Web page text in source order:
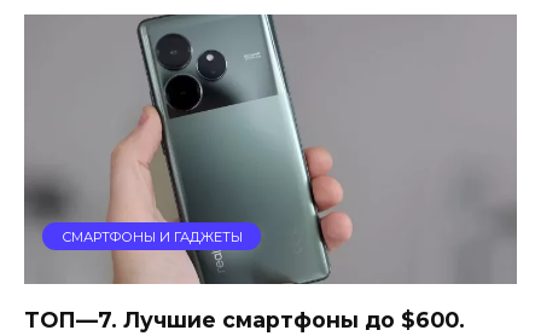
СМАРТФОНЫ И ГАДЖЕТЫ
ТОП—7. Лучшие смартфоны до $600.